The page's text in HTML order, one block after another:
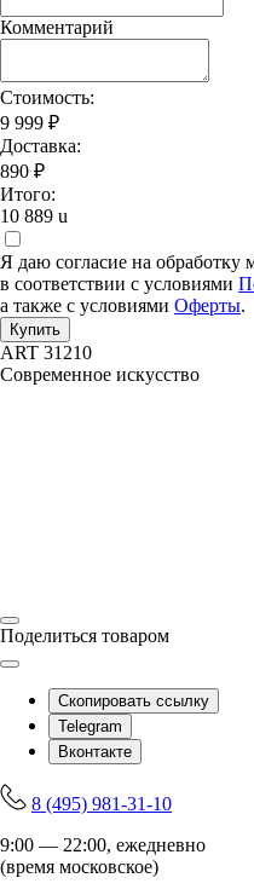
Комментарий
Стоимость:
9 999 ₽
Доставка:
890 ₽
Итого:
10 889 u
Я даю согласие на обработку
в соответствии с условиями
а также с условиями Оферты.
Купить
ART 31210
Современное искусство
Поделиться товаром
Скопировать ссылку
Telegram
Вконтакте
8 (495) 981-31-10
9:00 — 22:00, ежедневно
(время московское)